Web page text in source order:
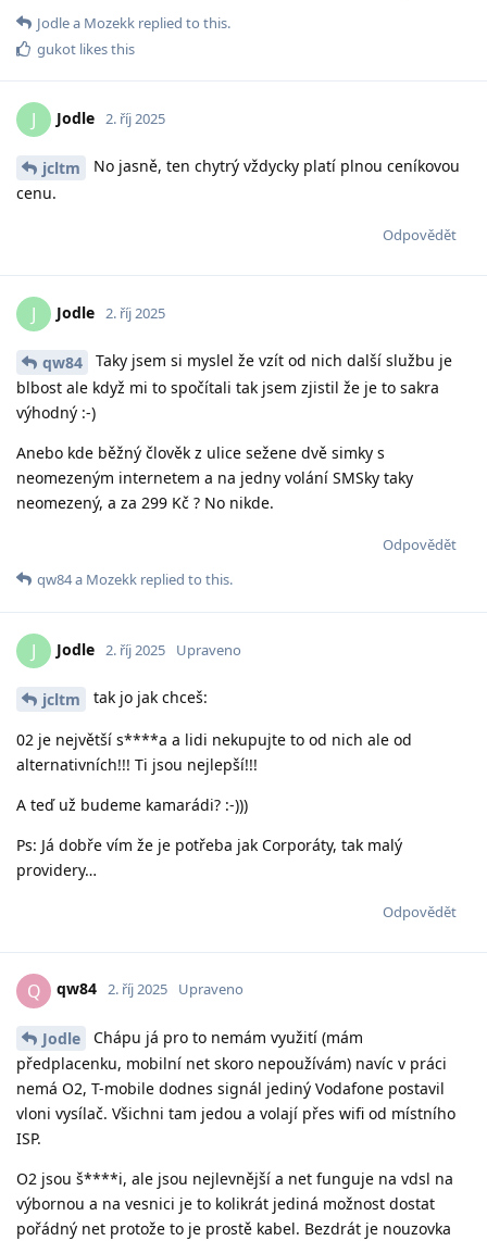
Jodlea Mozekk replied to this.
gukot likes this
J Jodle 2. říj 2025
jcltm
No jasně, ten chytrý vždycky platí plnou ceníkovou
cenu.
Odpovědět
J Jodle 2. říj 2025
qw84
Taky jsem si myslel že vzít od nich další službu je
blbost ale když mi to spočítali tak jsem zjistil že je to sakra
výhodný :-)
Anebo kde běžný člověk z ulice sežene dvě simky s
neomezeným internetem a na jedny volání SMSky taky
neomezený, a za 299 Kč ? No nikde.
Odpovědět
qw84a Mozekk replied to this.
J Jodle 2. říj 2025 Upraveno
jcltm tak jo jak chceš:
02 je největší s****a a lidi nekupujte to od nich ale od
alternativních!!! Ti jsou nejlepší!!!
A teď už budeme kamarádi? :-)))
Ps: Já dobře vím že je potřeba jak Corporáty, tak malý
providery…
Odpovědět
Q qw84 2. říj 2025 Upraveno
Jodle
Chápu já pro to nemám využití (mám
předplacenku, mobilní net skoro nepoužívám) navíc v práci
nemá O2, T-mobile dodnes signál jediný Vodafone postavil
vloni vysílač. Všichni tam jedou a volají přes wifi od místního
ISP.
O2 jsou š****i, ale jsou nejlevnější a net funguje na vdsl na
výbornou a na vesnici je to kolikrát jediná možnost dostat
pořádný net protože to je prostě kabel. Bezdrát je nouzovka